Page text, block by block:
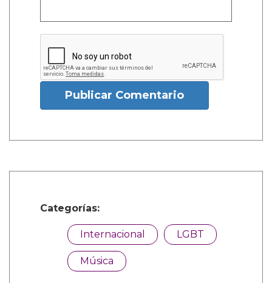
Publicar Comentario
Categorías:
Internacional LGBT
Música